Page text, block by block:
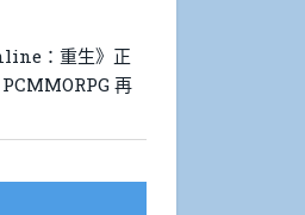
：重生》正
再